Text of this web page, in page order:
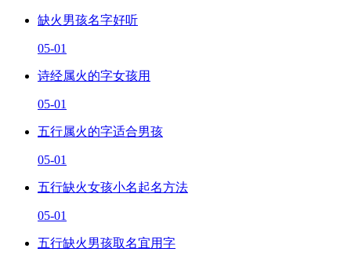
缺火男孩名字好听
05-01
诗经属火的字女孩用
05-01
五行属火的字适合男孩
05-01
五行缺火女孩小名起名方法
05-01
五行缺火男孩取名宜用字